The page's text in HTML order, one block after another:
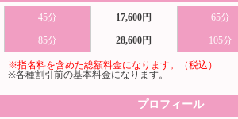
45分 17,600円 65分
85分 28,600円 105分
※指名料を含めた総額料金になります。（税込）
※各種割引前の基本料金になります。
プロフィール